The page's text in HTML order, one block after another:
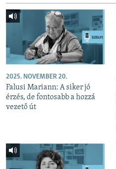
2025. NOVEMBER 20.
Falusi Mariann: A siker jó
érzés, de fontosabb a hozzá
vezető út